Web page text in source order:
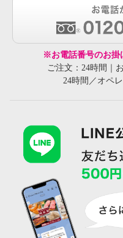
※お電話番号のお掛
ご注文：24時間｜
24時間／オペ